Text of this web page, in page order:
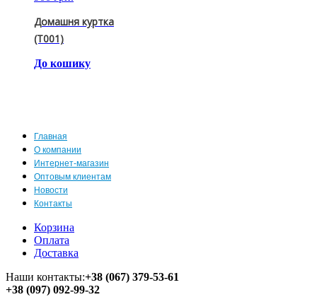
Домашня куртка
(T001)
До кошику
Главная
О компании
Интернет-магазин
Оптовым клиентам
Новости
Контакты
Корзина
Оплата
Доставка
Наши контакты:+38 (067) 379-53-61
+38 (097) 092-99-32